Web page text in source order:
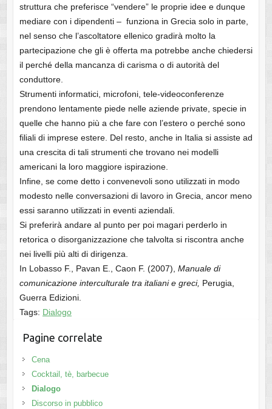
struttura che preferisce “vendere” le proprie idee e dunque
mediare con i dipendenti – funziona in Grecia solo in parte,
nel senso che l’ascoltatore ellenico gradirà molto la
partecipazione che gli è offerta ma potrebbe anche chiedersi
il perché della mancanza di carisma o di autorità del
conduttore.
Strumenti informatici, microfoni, tele-videoconferenze
prendono lentamente piede nelle aziende private, specie in
quelle che hanno più a che fare con l’estero o perché sono
filiali di imprese estere. Del resto, anche in Italia si assiste ad
una crescita di tali strumenti che trovano nei modelli
americani la loro maggiore ispirazione.
Infine, se come detto i convenevoli sono utilizzati in modo
modesto nelle conversazioni di lavoro in Grecia, ancor meno
essi saranno utilizzati in eventi aziendali.
Si preferirà andare al punto per poi magari perderlo in
retorica o disorganizzazione che talvolta si riscontra anche
nei livelli più alti di dirigenza.
In Lobasso F., Pavan E., Caon F. (2007), Manuale di
comunicazione interculturale tra italiani e greci, Perugia,
Guerra Edizioni.
Tags: Dialogo
Pagine correlate
Cena
Cocktail, tè, barbecue
Dialogo
Discorso in pubblico